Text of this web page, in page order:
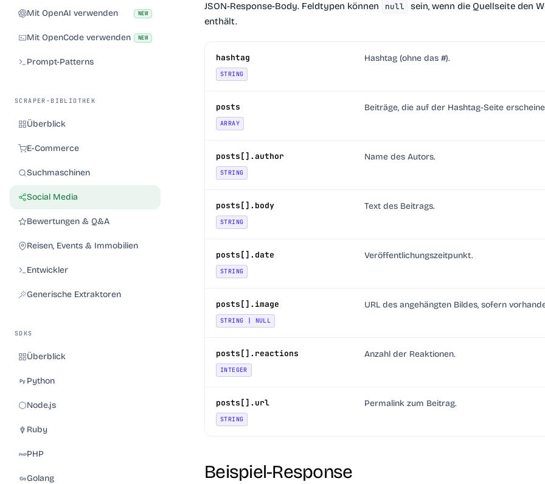
Mit OpenAI verwenden NEW
Mit OpenCode verwenden NEW
Prompt-Patterns
SCRAPER-BIBLIOTHEK
Überblick
E-Commerce
Suchmaschinen
Social Media
Bewertungen & Q&A
Reisen, Events & Immobilien
Entwickler
Generische Extraktoren
SDKS
Überblick
Python
Node.js
Ruby
PHP
Golang
JSON-Response-Body. Feldtypen können null
sein, wenn die Quellseite den
enthält.
hashtag
STRING
Hashtag (ohne das #).
posts
ARRAY
Beiträge, die auf der Hashtag-Seite
posts[].author
STRING
Name des Autors.
posts[].body
STRING
Text des Beitrags.
posts[].date
STRING
Veröffentlichungszeitpunkt.
posts[].image
STRING | NULL
URL des angehängten Bildes, sofern
posts[].reactions
INTEGER
Anzahl der Reaktionen.
posts[].url
STRING
Permalink zum Beitrag.
Beispiel-Response